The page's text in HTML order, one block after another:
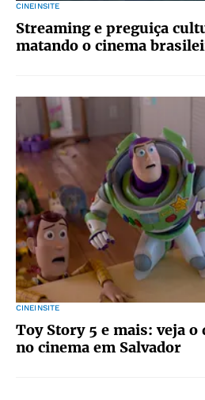
CINEINSITE
Streaming e preguiça
matando o cinema
CINEINSITE
Toy Story 5 e mais: veja o
no cinema em Salvador